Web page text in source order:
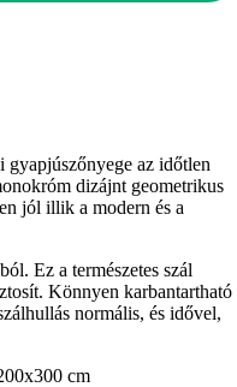
gyapjúszőnyege az időtlen
dizájnt geometrikus
jól illik a modern és a
Ez a természetes szál
Könnyen karbantartható
normális, és idővel,
cm